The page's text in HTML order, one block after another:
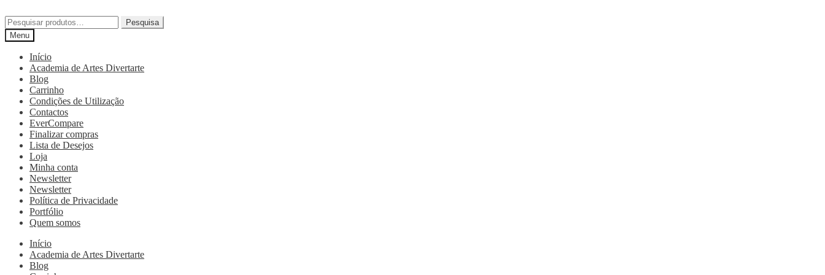
Pesquisa
Menu
Início
Academia de Artes Divertarte
Blog
Carrinho
Condições de Utilização
Contactos
EverCompare
Finalizar compras
Lista de Desejos
Loja
Minha conta
Newsletter
Newsletter
Política de Privacidade
Portfólio
Quem somos
Início
Academia de Artes Divertarte
Blog